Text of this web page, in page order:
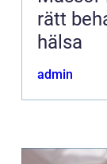
rätt
hälsa
admin